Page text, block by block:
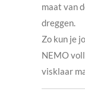
maat van
dreggen.
Zo kun je
NEMO
visklaar